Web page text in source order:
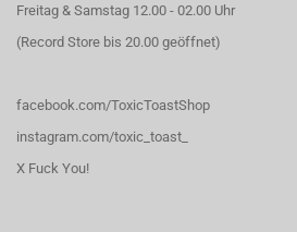
Freitag & Samstag 12.00 - 02.00 Uhr
(Record Store bis 20.00 geöffnet)
facebook.com/ToxicToastShop
instagram.com/toxic_toast_
X Fuck You!